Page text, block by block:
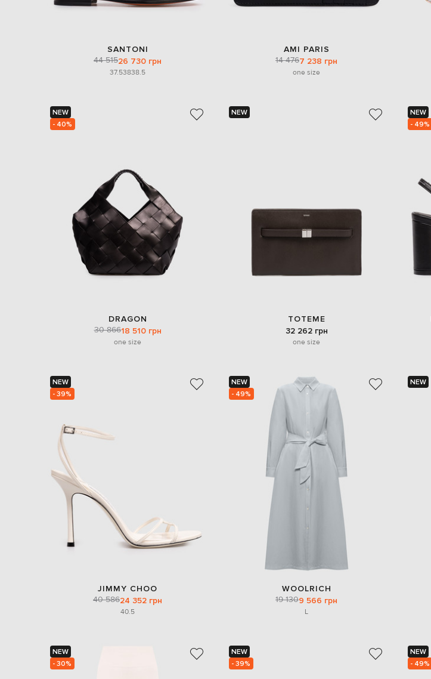
SANTONI
44 51526 730 грн
37.53838.5
AMI PARIS
14 4767 238 грн
one size
NEW
- 40%
DRAGON
30 86618 510 грн
one size
NEW
TOTEME
32 262 грн
one size
NEW
- 49%
NEW
- 39%
JIMMY CHOO
40 58624 352 грн
40.5
NEW
- 49%
WOOLRICH
19 1309 566 грн
L
NEW
NEW
- 30%
NEW
- 39%
NEW
- 49%